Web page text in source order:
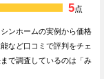
5点
ンホームの実例から価格
など口コミで評判をチェ
で調査しているのは「み